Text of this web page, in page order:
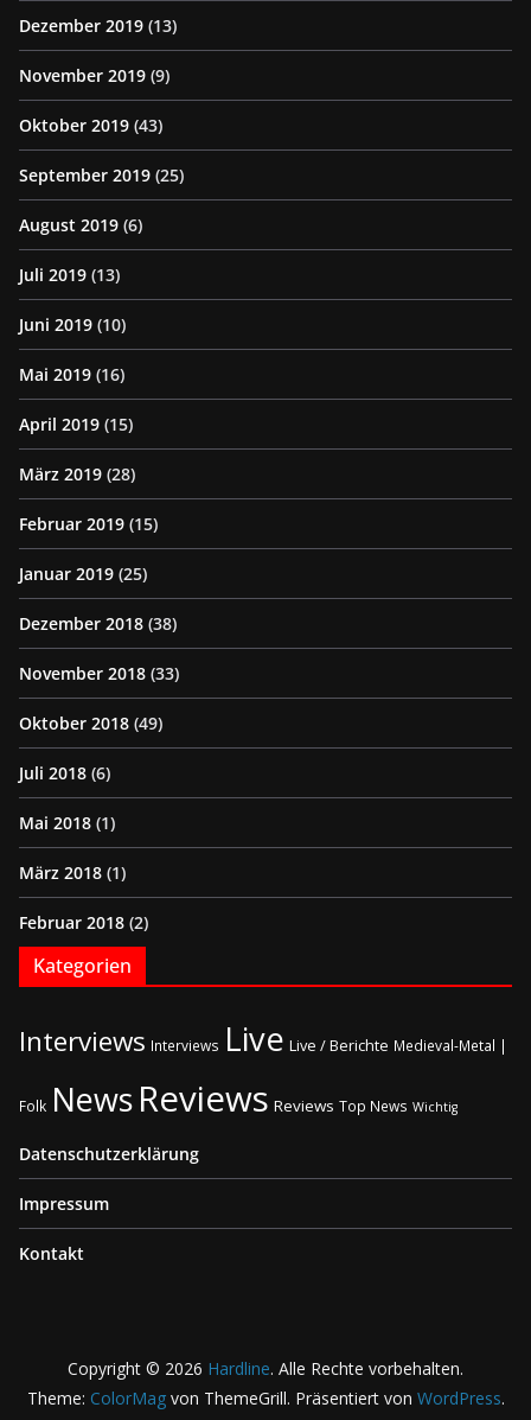
Dezember 2019 (13)
November 2019 (9)
Oktober 2019 (43)
September 2019 (25)
August 2019 (6)
Juli 2019 (13)
Juni 2019 (10)
Mai 2019 (16)
April 2019 (15)
März 2019 (28)
Februar 2019 (15)
Januar 2019 (25)
Dezember 2018 (38)
November 2018 (33)
Oktober 2018 (49)
Juli 2018 (6)
Mai 2018 (1)
März 2018 (1)
Februar 2018 (2)
Kategorien
Interviews Interviews Live Live / Berichte Medieval-Metal |
Folk NewsReviews Reviews Top News Wichtig
Datenschutzerklärung
Impressum
Kontakt
Copyright © 2026 Hardline. Alle Rechte vorbehalten.
Theme: ColorMagvon ThemeGrill. Präsentiert von WordPress.